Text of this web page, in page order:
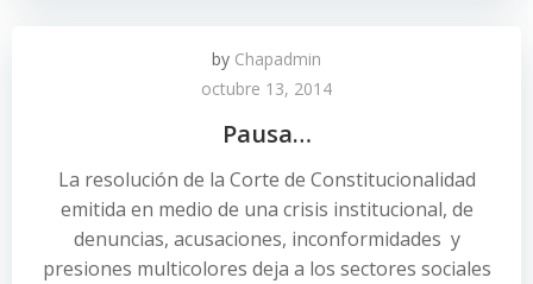
by Chapadmin
octubre 13, 2014
Pausa…
La resolución de la Corte de Constitucionalidad
emitida en medio de una crisis institucional, de
denuncias, acusaciones, inconformidades y
presiones multicolores deja a los sectores sociales